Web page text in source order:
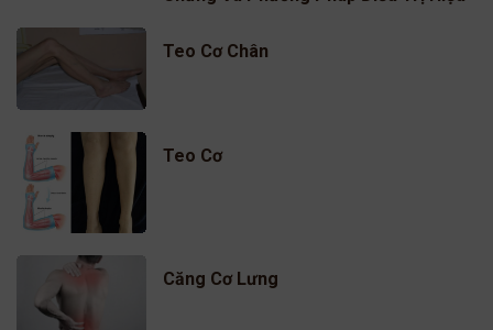
Teo Cơ Chân
Teo Cơ
Căng Cơ Lưng